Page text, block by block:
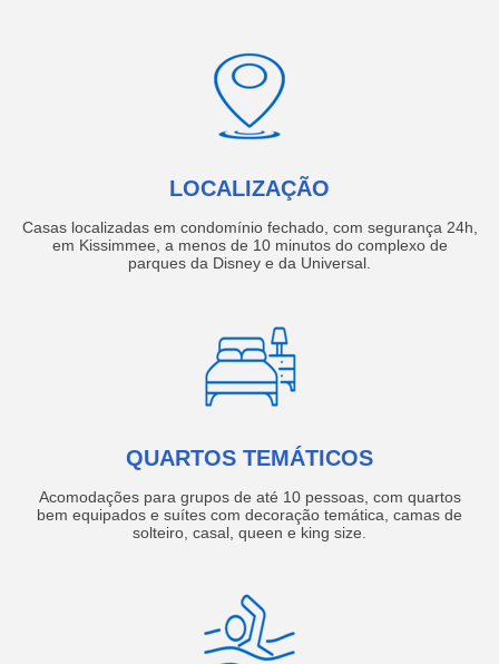
LOCALIZAÇÃO
Casas localizadas em condomínio fechado, com segurança 24h,
em Kissimmee, a menos de 10 minutos do complexo de
parques da Disney e da Universal.
QUARTOS TEMÁTICOS
Acomodações para grupos de até 10 pessoas, com quartos
bem equipados e suítes com decoração temática, camas de
solteiro, casal, queen e king size.